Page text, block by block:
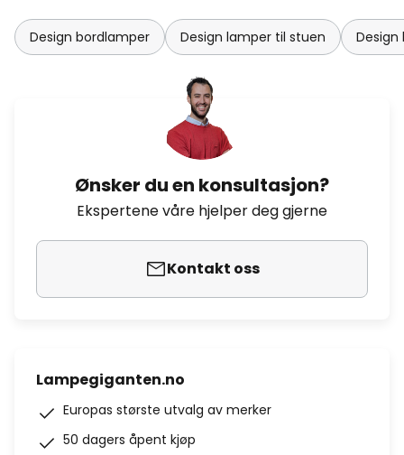
Design bordlamper Design lamper til stuen Design
Ønsker du en konsultasjon?
Ekspertene våre hjelper deg gjerne
Kontakt oss
Lampegiganten.no
Europas største utvalg av merker
50 dagers åpent kjøp